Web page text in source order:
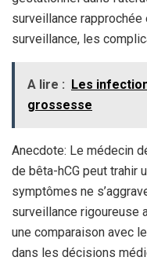
surveillance rapprochée
surveillance, les
A lire : Les
grossesse
Anecdote: Le médecin
de bêta-hCG peut trahir
symptômes ne
surveillance rigoureuse
une comparaison avec
dans les décisions